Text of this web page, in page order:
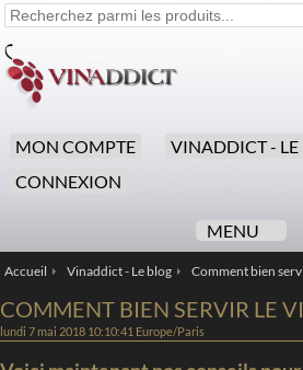
MON COMPTE
VINADDICT - LE
CONNEXION
MENU
Accueil Vinaddict - Le blog Comment bien
COMMENT BIEN SERVIR LE
lundi 7 mai 2018 10:10:41 Europe/Paris